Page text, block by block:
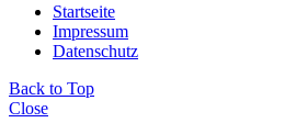
Startseite
Impressum
Datenschutz
Back to Top
Close